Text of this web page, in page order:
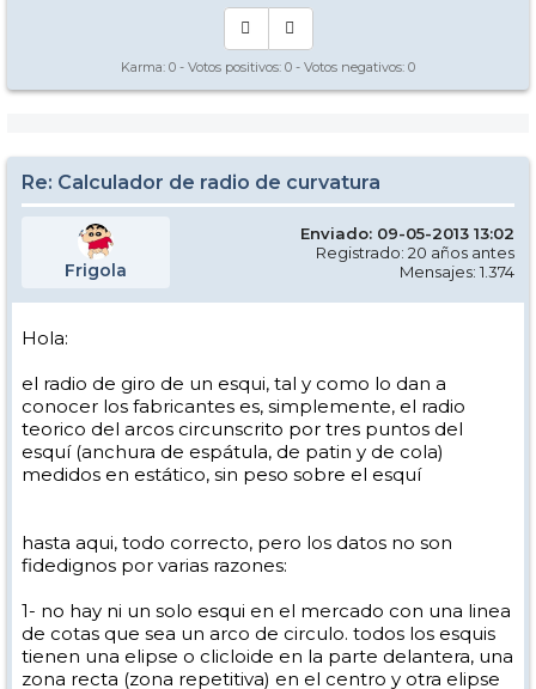
Karma: 0 - Votos positivos: 0 - Votos negativos: 0
Re: Calculador de radio de curvatura
Frigola
Enviado: 09-05-2013 13:02
Registrado: 20 años antes
Mensajes: 1.374
Hola:
el radio de giro de un esqui, tal y como lo dan a
conocer los fabricantes es, simplemente, el radio
teorico del arcos circunscrito por tres puntos del
esquí (anchura de espátula, de patin y de cola)
medidos en estático, sin peso sobre el esquí
hasta aqui, todo correcto, pero los datos no son
fidedignos por varias razones:
1- no hay ni un solo esqui en el mercado con una linea
de cotas que sea un arco de circulo. todos los esquis
tienen una elipse o clicloide en la parte delantera, una
zona recta (zona repetitiva) en el centro y otra elipse